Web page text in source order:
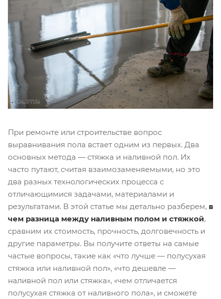
При ремонте или строительстве вопрос
выравнивания пола встает одним из первых. Два
основных метода — стяжка и наливной пол. Их
часто путают, считая взаимозаменяемыми, но это
два разных технологических процесса с
отличающимися задачами, материалами и
результатами. В этой статье мы детально разберем, в
чем разница между наливным полом и стяжкой,
сравним их стоимость, прочность, долговечность и
другие параметры. Вы получите ответы на самые
частые вопросы, такие как «что лучше — полусухая
стяжка или наливной пол», «что дешевле —
наливной пол или стяжка», «чем отличается
полусухая стяжка от наливного пола», и сможете